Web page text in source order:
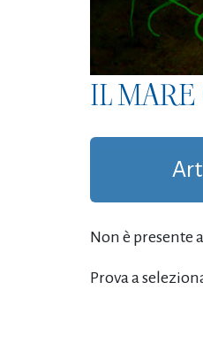
IL
Non è presente
Prova a